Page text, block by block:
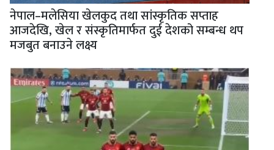
नेपाल–मलेसिया खेलकुद तथा सांस्कृतिक सप्ताह
आजदेखि, खेल र संस्कृतिमार्फत दुई देशको सम्बन्ध थप
मजबुत बनाउने लक्ष्य